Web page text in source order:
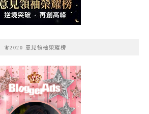
🧚2020 意見領袖榮耀榜